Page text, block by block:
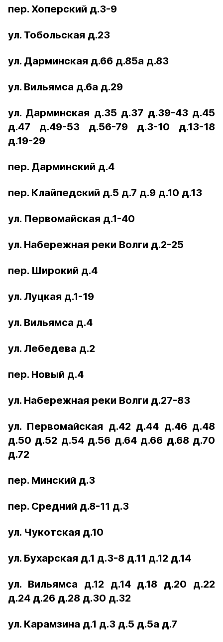
пер. Хоперский д.3-9
ул. Тобольская д.23
ул. Дарминская д.66 д.85а д.83
ул. Вильямса д.6а д.29
ул. Дарминская д.35 д.37 д.39-43 д.45
д.47 д.49-53 д.56-79 д.3-10 д.13-18
д.19-29
пер. Дарминский д.4
пер. Клайпедский д.5 д.7 д.9 д.10 д.13
ул. Первомайская д.1-40
ул. Набережная реки Волги д.2-25
пер. Широкий д.4
ул. Луцкая д.1-19
ул. Вильямса д.4
ул. Лебедева д.2
пер. Новый д.4
ул. Набережная реки Волги д.27-83
ул. Первомайская д.42 д.44 д.46 д.48
д.50 д.52 д.54 д.56 д.64 д.66 д.68 д.70
д.72
пер. Минский д.3
пер. Средний д.8-11 д.3
ул. Чукотская д.10
ул. Бухарская д.1 д.3-8 д.11 д.12 д.14
ул. Вильямса д.12 д.14 д.18 д.20 д.22
д.24 д.26 д.28 д.30 д.32
ул. Карамзина д.1 д.3 д.5 д.5а д.7